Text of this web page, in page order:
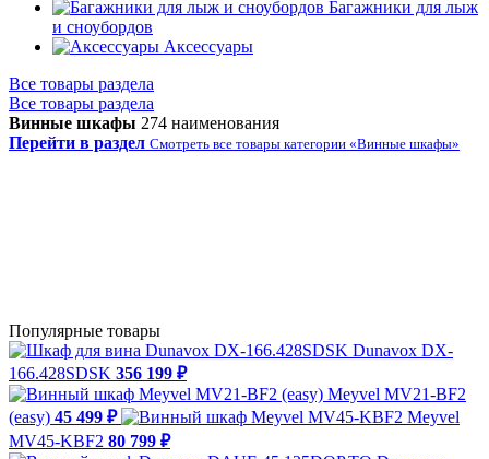
Багажники для лыж
и сноубордов
Аксессуары
Все товары раздела
Все товары раздела
Винные шкафы 274 наименования
Перейти в раздел Смотреть все товары категории «Винные шкафы»
Популярные товары
Dunavox DX-
166.428SDSK 356 199 ₽
Meyvel MV21-BF2
(easy) 45 499 ₽
Meyvel
MV45-KBF2 80 799 ₽